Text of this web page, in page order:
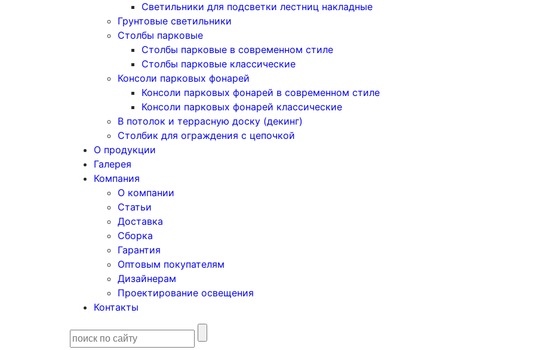
Светильники для подсветки лестниц накладные
Грунтовые светильники
Столбы парковые
Столбы парковые в современном стиле
Столбы парковые классические
Консоли парковых фонарей
Консоли парковых фонарей в современном стиле
Консоли парковых фонарей классические
В потолок и террасную доску (декинг)
Столбик для ограждения с цепочкой
О продукции
Галерея
Компания
О компании
Статьи
Доставка
Сборка
Гарантия
Оптовым покупателям
Дизайнерам
Проектирование освещения
Контакты